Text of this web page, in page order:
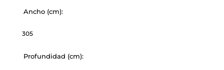
Ancho (cm):
305
Profundidad (cm):